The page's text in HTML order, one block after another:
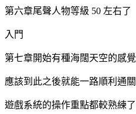
第六章尾聲人物等級 50 左右了
入門
第七章開始有種海闊天空的感覺
應該到此之後就能一路順利通關
遊戲系統的操作重點都較熟練了